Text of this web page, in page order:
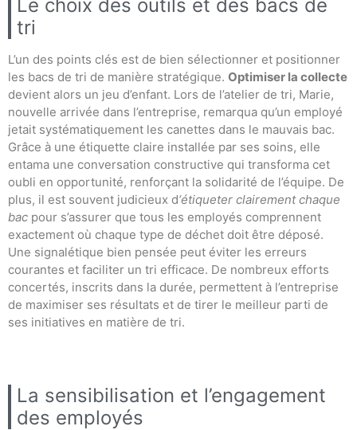
Le choix des outils et des bacs de
tri
L’un des points clés est de bien sélectionner et positionner
les bacs de tri de manière stratégique. Optimiser la collecte
devient alors un jeu d’enfant. Lors de l’atelier de tri, Marie,
nouvelle arrivée dans l’entreprise, remarqua qu’un employé
jetait systématiquement les canettes dans le mauvais bac.
Grâce à une étiquette claire installée par ses soins, elle
entama une conversation constructive qui transforma cet
oubli en opportunité, renforçant la solidarité de l’équipe. De
plus, il est souvent judicieux d‘étiqueter clairement chaque
bac pour s’assurer que tous les employés comprennent
exactement où chaque type de déchet doit être déposé.
Une signalétique bien pensée peut éviter les erreurs
courantes et faciliter un tri efficace. De nombreux efforts
concertés, inscrits dans la durée, permettent à l’entreprise
de maximiser ses résultats et de tirer le meilleur parti de
ses initiatives en matière de tri.
La sensibilisation et l’engagement
des employés